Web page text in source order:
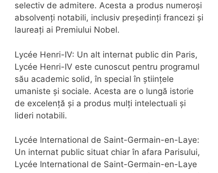
selectiv de admitere. Acesta a produs numeroși
absolvenți notabili, inclusiv președinți francezi și
laureați ai Premiului Nobel.
Lycée Henri-IV: Un alt internat public din Paris,
Lycée Henri-IV este cunoscut pentru programul
său academic solid, în special în științele
umaniste și sociale. Acesta are o lungă istorie
de excelență și a produs mulți intelectuali și
lideri notabili.
Lycée International de Saint-Germain-en-Laye:
Un internat public situat chiar în afara Parisului,
Lycée International de Saint-Germain-en-Laye